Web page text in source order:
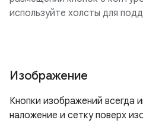
используйте холсты для
Изображение
Кнопки изображений всегда
наложение и сетку поверх